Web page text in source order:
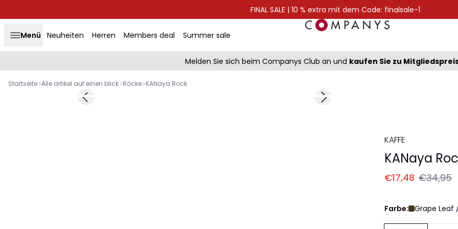
FINAL SALE | 10 % extra mit dem Code: finalsale-1
Menü Neuheiten Herren Members deal Summer sale
Melden Sie sich beim Companys Club an und kaufen Sie zu
Startseite Alle artikel auf einen blick Röcke KANaya Rock
-50%Previous slide Next slide
KAFFE
KANaya
€17,48 €34,95
Farbe: Grape Leaf